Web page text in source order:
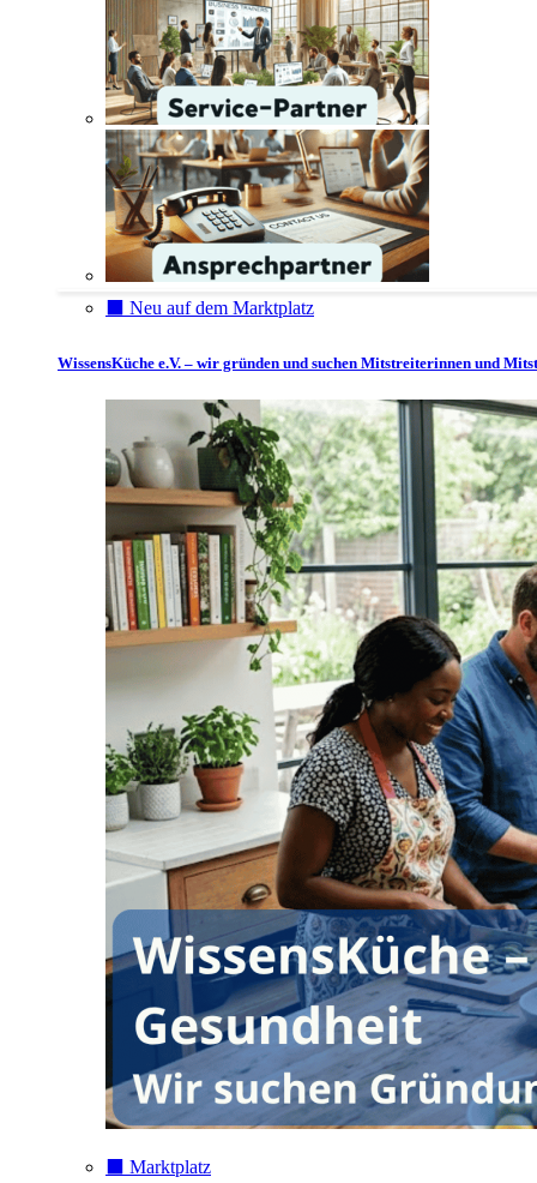
⬛️ Neu auf dem Marktplatz
WissensKüche e.V. – wir gründen und suchen Mitstreiterinnen und
⬛️ Marktplatz